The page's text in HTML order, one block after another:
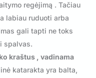
regėjimą . Tačiau
labiau ruduoti arba
gali tapti ne toks
spalvas.
kraštus , vadinama
katarakta yra balta,